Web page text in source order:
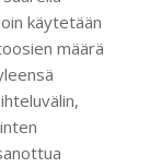
käytetään
määrä